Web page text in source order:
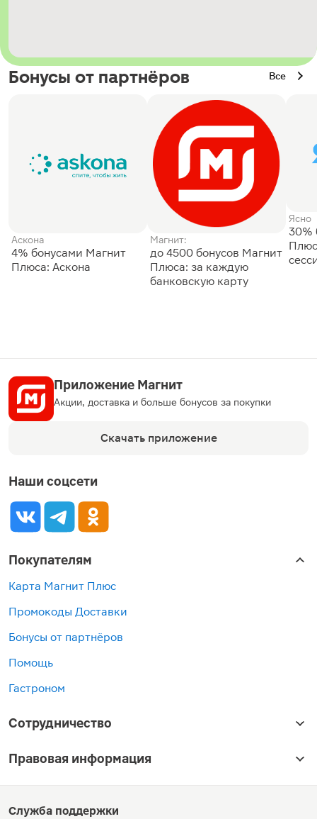
Бонусы от партнёров Все
Аскона
4% бонусами Магнит
Плюса: Аскона
Магнит:
до 4500 бонусов Магнит
Плюса: за каждую
банковскую карту
Ясно
30%
Приложение Магнит
Акции, доставка и больше бонусов за покупки
Скачать приложение
Наши соцсети
Покупателям
Карта Магнит Плюс
Промокоды Доставки
Бонусы от партнёров
Помощь
Гастроном
Сотрудничество
Правовая информация
Служба поддержки